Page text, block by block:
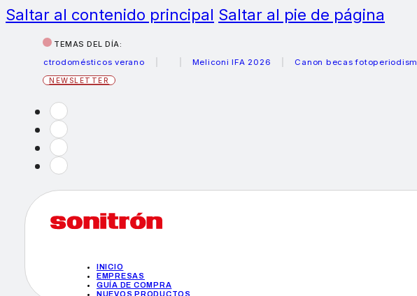
Saltar al contenido principal Saltar al pie de página
TEMAS DEL DÍA:
electrodomésticos verano
Meliconi IFA 2026 Canon becas fotoperiodismo
NEWSLETTER
INICIO
EMPRESAS
GUÍA DE COMPRA
NUEVOS PRODUCTOS